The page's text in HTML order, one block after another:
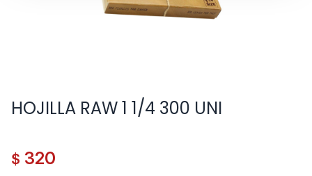
HOJILLA RAW 1 1/4 300 UNI
$ 320